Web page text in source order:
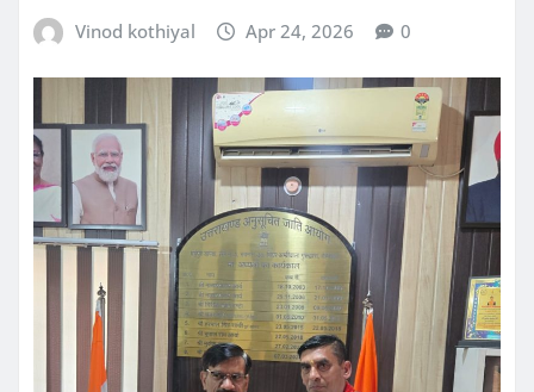
Vinod kothiyal Apr 24, 2026 0